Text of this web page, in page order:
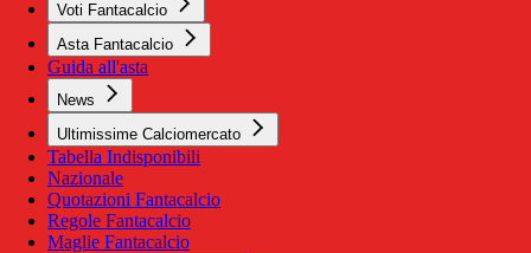
Voti Fantacalcio
Asta Fantacalcio
Guida all'asta
News
Ultimissime Calciomercato
Tabella Indisponibili
Nazionale
Quotazioni Fantacalcio
Regole Fantacalcio
Maglie Fantacalcio